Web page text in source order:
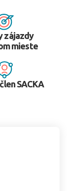
zájazdy
mieste
SACKA